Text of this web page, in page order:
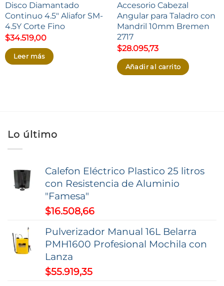
Disco Diamantado
Continuo 4.5″ Aliafor SM-
4.5Y Corte Fino
$34.519,00
Leer más
Accesorio Cabezal
Angular para Taladro con
Mandril 10mm Bremen
2717
$28.095,73
Añadir al carrito
Lo último
Calefon Eléctrico Plastico 25 litros
con Resistencia de Aluminio
"Famesa"
$16.508,66
Pulverizador Manual 16L Belarra
PMH1600 Profesional Mochila con
Lanza
$55.919,35